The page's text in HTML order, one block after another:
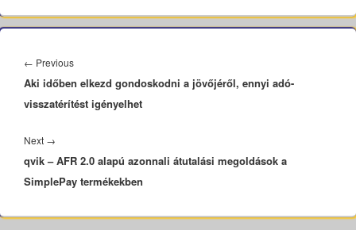
navigáció
← PreviousPrevious
post:
Aki időben elkezd gondoskodni a jövőjéről, ennyi adó-
visszatérítést igényelhet
Next →
post:
qvik – AFR 2.0 alapú azonnali átutalási megoldások a
SimplePay termékekben